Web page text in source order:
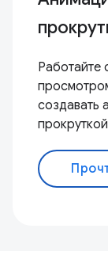
Работайте
создавать